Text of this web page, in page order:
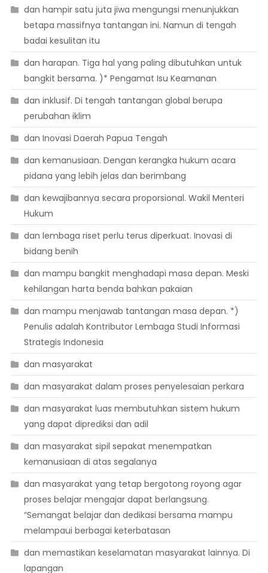
dan hampir satu juta jiwa mengungsi menunjukkan
betapa massifnya tantangan ini. Namun di tengah
badai kesulitan itu
dan harapan. Tiga hal yang paling dibutuhkan untuk
bangkit bersama. )* Pengamat Isu Keamanan
dan inklusif. Di tengah tantangan global berupa
perubahan iklim
dan Inovasi Daerah Papua Tengah
dan kemanusiaan. Dengan kerangka hukum acara
pidana yang lebih jelas dan berimbang
dan kewajibannya secara proporsional. Wakil Menteri
Hukum
dan lembaga riset perlu terus diperkuat. Inovasi di
bidang benih
dan mampu bangkit menghadapi masa depan. Meski
kehilangan harta benda bahkan pakaian
dan mampu menjawab tantangan masa depan. *)
Penulis adalah Kontributor Lembaga Studi Informasi
Strategis Indonesia
dan masyarakat
dan masyarakat dalam proses penyelesaian perkara
dan masyarakat luas membutuhkan sistem hukum
yang dapat diprediksi dan adil
dan masyarakat sipil sepakat menempatkan
kemanusiaan di atas segalanya
dan masyarakat yang tetap bergotong royong agar
proses belajar mengajar dapat berlangsung.
“Semangat belajar dan dedikasi bersama mampu
melampaui berbagai keterbatasan
dan memastikan keselamatan masyarakat lainnya. Di
lapangan